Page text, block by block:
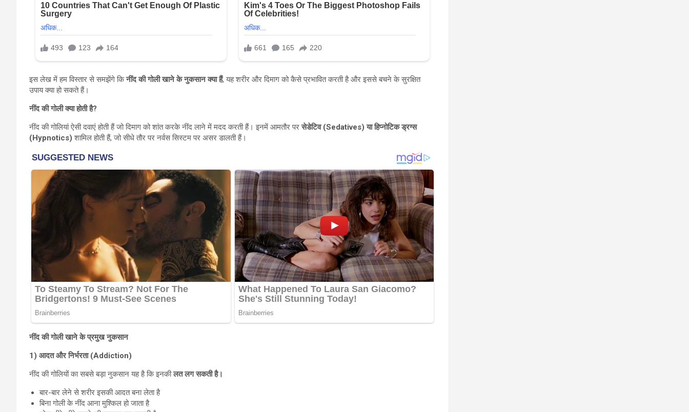
इस लेख में हम विस्तार से समझेंगे किनींद की गोली खाने के नुकसान क्या हैं, यह शरीर और दिमाग को कैसे प्रभावित करती है और इससे बचने के सुरक्षित
उपाय क्या हो सकते हैं।
नींद की गोली क्या होती है?
नींद की गोलियां ऐसी दवाएं होती हैं जो दिमाग को शांत करके नींद लाने में मदद करती हैं। इनमें आमतौर परसेडेटिव (Sedatives) या हिप्नोटिक ड्रग्स
(Hypnotics) शामिल होती हैं, जो सीधे तौर पर नर्वस सिस्टम पर असर डालती हैं।
नींदकी गोली खाने के प्रमुख नुकसान
1) आदत और निर्भरता (Addiction)
नींद की गोलियों का सबसे बड़ा नुकसान यह है कि इनकीलत लग सकती है।
बार-बार लेने से शरीर इसकी आदत बना लेता है
बिना गोली के नींद आना मुश्किल हो जाता है